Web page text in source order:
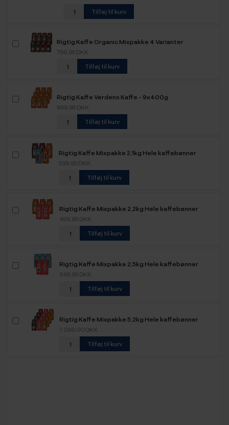
Tilføj til kurv
Rigtig Kaffe Organic Mixpakke 4 Varianter
799,95 DKK
Tilføj til kurv
Rigtig Kaffe Verdens Kaffe - 9x400g
899,95 DKK
Tilføj til kurv
Rigtig Kaffe Mixpakke 2,1kg Hele kaffebønner
599,95 DKK
Tilføj til kurv
Rigtig Kaffe Mixpakke 2,2kg Hele kaffebønner
499,95 DKK
Tilføj til kurv
Rigtig Kaffe Mixpakke 2,5kg Hele kaffebønner
649,95 DKK
Tilføj til kurv
Rigtig Kaffe Mixpakke 5,2kg Hele kaffebønner
1.099,00 DKK
Tilføj til kurv